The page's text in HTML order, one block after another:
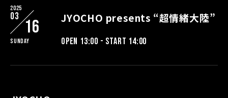
2025
03
16
Sunday
JYOCHO presents “超情緒大陸”
OPEN 13:00 - START 14:00